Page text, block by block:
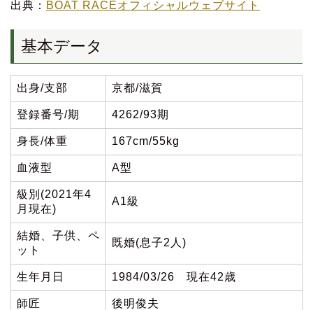
出典： BOAT RACEオフィシャルウェブサイト
基本データ
出身/支部 京都/滋賀
登録番号/期 4262/93期
身長/体重 167cm/55kg
血液型 A型
級別(2021年4
月現在)
A1級
結婚、子供、ペ
ット
既婚(息子2人)
生年月日 1984/03/26 現在42歳
師匠 後明俊夫